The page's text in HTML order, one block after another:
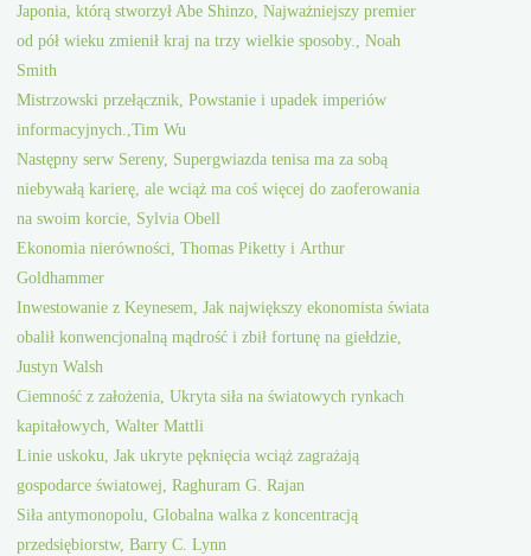
Japonia, którą stworzył Abe Shinzo, Najważniejszy premier
od pół wieku zmienił kraj na trzy wielkie sposoby., Noah
Smith
Mistrzowski przełącznik, Powstanie i upadek imperiów
informacyjnych.,Tim Wu
Następny serw Sereny, Supergwiazda tenisa ma za sobą
niebywałą karierę, ale wciąż ma coś więcej do zaoferowania
na swoim korcie, Sylvia Obell
Ekonomia nierówności, Thomas Piketty i Arthur
Goldhammer
Inwestowanie z Keynesem, Jak największy ekonomista świata
obalił konwencjonalną mądrość i zbił fortunę na giełdzie,
Justyn Walsh
Ciemność z założenia, Ukryta siła na światowych rynkach
kapitałowych, Walter Mattli
Linie uskoku, Jak ukryte pęknięcia wciąż zagrażają
gospodarce światowej, Raghuram G. Rajan
Siła antymonopolu, Globalna walka z koncentracją
przedsiębiorstw, Barry C. Lynn